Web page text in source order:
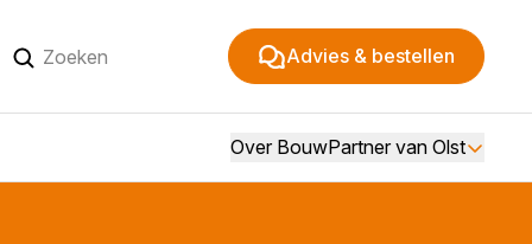
Advies & bestellen
Over BouwPartner van Olst